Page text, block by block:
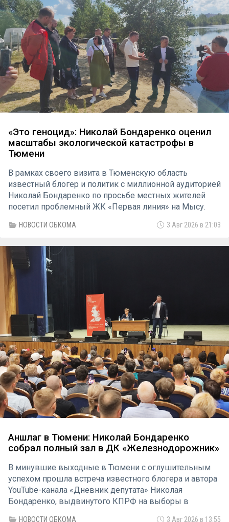
«Это геноцид»: Николай Бондаренко оценил
масштабы экологической катастрофы в
Тюмени
В рамках своего визита в Тюменскую область
известный блогер и политик с миллионной аудиторией
Николай Бондаренко по просьбе местных жителей
посетил проблемный ЖК «Первая линия» на Мысу.
НОВОСТИ ОБКОМА 3 Авг 2026 в 21:03
Аншлаг в Тюмени: Николай Бондаренко
собрал полный зал в ДК «Железнодорожник»
В минувшие выходные в Тюмени с оглушительным
успехом прошла встреча известного блогера и автора
YouTube-канала «Дневник депутата» Николая
Бондаренко, выдвинутого КПРФ на выборы в
НОВОСТИ ОБКОМА 3 Авг 2026 в 13:55